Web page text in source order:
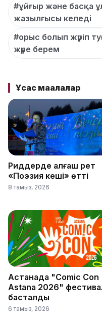
#ұйғыр және басқа
жазылғысы келеді
#орыс болып жүріп
жүре берем
Ұқсас мақалалар
Риддерде алғаш рет
«Поэзия кеші» өтті
8 тамыз, 2026
Астанада "Comic Con
Astana 2026"
басталды
6 тамыз, 2026